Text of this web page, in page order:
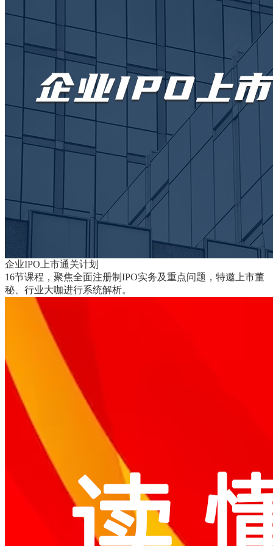
企业IPO上市通关计划
16节课程，聚焦全面注册制IPO实务及重点问题，特邀上市董
秘、行业大咖进行系统解析。